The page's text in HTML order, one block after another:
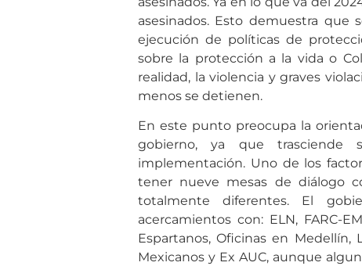
asesinados. Esto demuestra
ejecución de políticas de
sobre la protección a la vida o
realidad, la violencia y graves
menos se detienen.
En este punto preocupa la
gobierno, ya que trasciende
implementación. Uno de los
tener nueve mesas de diálogo
totalmente diferentes. El
acercamientos con: ELN, FARC-
Espartanos, Oficinas en Medellín,
Mexicanos y Ex AUC, aunque